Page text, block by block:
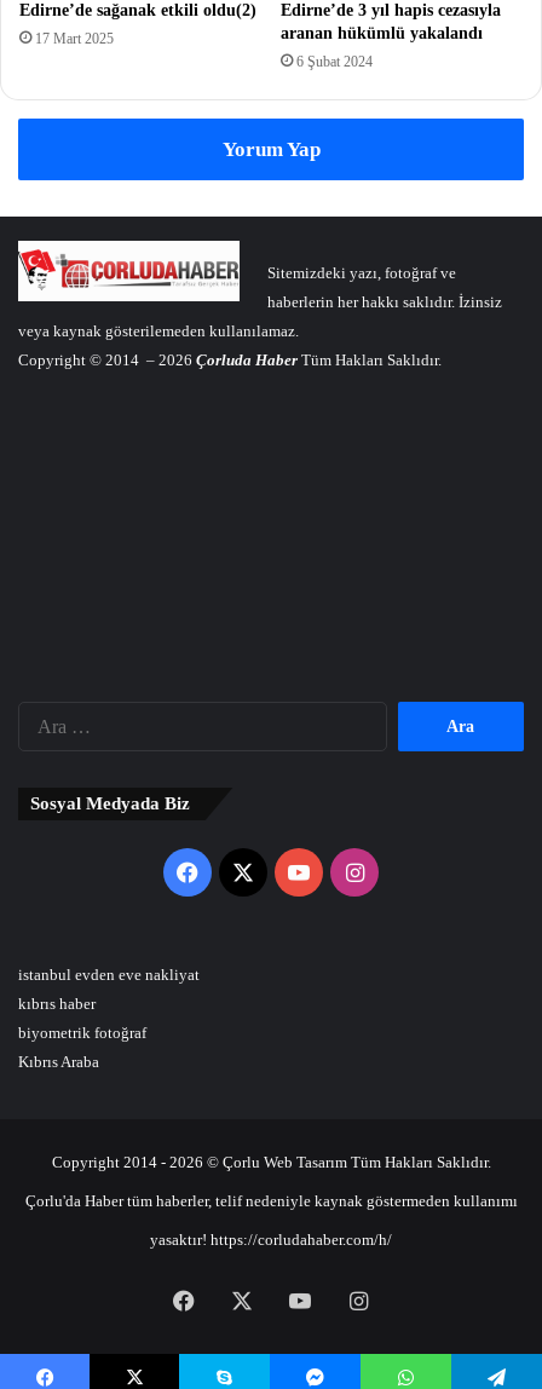
Edirne’de sağanak etkili oldu(2)
17 Mart 2025
Edirne’de 3 yıl hapis cezasıyla
aranan hükümlü yakalandı
6 Şubat 2024
Yorum Yap
Sitemizdeki yazı, fotoğraf ve
haberlerin her hakkı saklıdır. İzinsiz
veya kaynak gösterilemeden kullanılamaz.
Copyright © 2014 – 2026 Çorluda Haber Tüm Hakları Saklıdır.
Sosyal Medyada Biz
Facebook
X YouTubeInstagram
istanbul evden eve nakliyat
kıbrıs haber
biyometrik fotoğraf
Kıbrıs Araba
Copyright 2014 - 2026 © Çorlu Web Tasarım Tüm Hakları Saklıdır.
Çorlu'da Haber tüm haberler, telif nedeniyle kaynak göstermeden kullanımı
yasaktır! https://corludahaber.com/h/
Facebook YouTubeInstagram